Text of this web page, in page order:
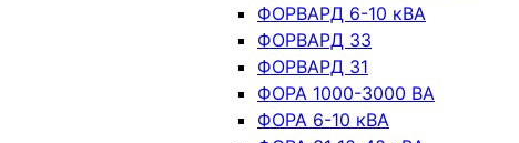
ФОРВАРД 6-10 кВА
ФОРВАРД 33
ФОРВАРД 31
ФОРА 1000-3000 ВА
ФОРА 6-10 кВА